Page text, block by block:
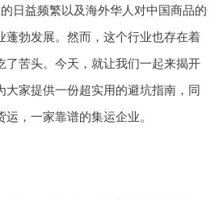
日益频繁以及海外华人对中国商品的
蓬勃发展。然而，这个行业也存在着
了苦头。今天，就让我们一起来揭开
大家提供一份超实用的避坑指南，同
运 ，一家靠谱的集运企业。